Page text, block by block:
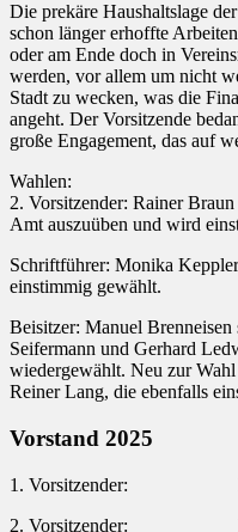
Die prekäre Haushaltslage
schon länger erhoffte
oder am Ende doch in
werden, vor allem um nicht
Stadt zu wecken, was die
angeht. Der Vorsitzende
große Engagement, das auf
Wahlen:
2. Vorsitzender: Rainer
Amt auszuüben und wird
Schriftführer: Monika
einstimmig gewählt.
Beisitzer: Manuel
Seifermann und Gerhard
wiedergewählt. Neu zur
Reiner Lang, die ebenfalls
Vorstand 2025
1. Vorsitzender:
2. Vorsitzender: